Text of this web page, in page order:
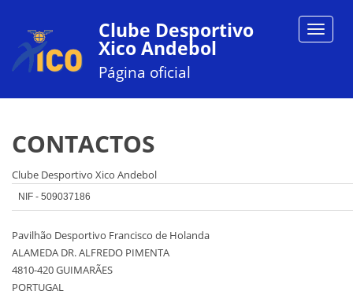
Toggle
Clube Desportivo
Xico Andebol
Página oficial
CONTACTOS
Clube Desportivo Xico Andebol
NIF - 509037186
Pavilhão Desportivo Francisco de Holanda
ALAMEDA DR. ALFREDO PIMENTA
4810-420 GUIMARÃES
PORTUGAL